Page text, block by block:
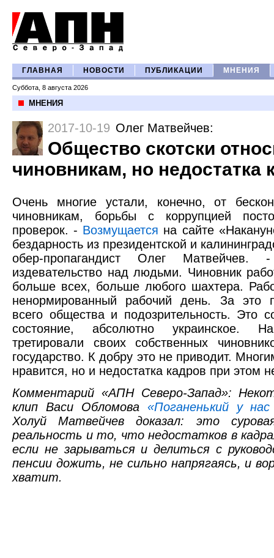
ГЛАВНАЯ НОВОСТИ ПУБЛИКАЦИИ МНЕНИЯ
Суббота, 8 августа 2026
МНЕНИЯ
2017-10-19 Олег Матвейчев:
Общество скотски
чиновникам, но недостатка
Очень многие устали, конечно, от
чиновникам, борьбы с коррупцией
проверок. - Возмущается на сайте
бездарность из президентской и
обер-пропагандист Олег
издевательство над людьми. Чиновник
больше всех, больше любого шахтера.
ненормированный рабочий день. За это
всего общества и подозрительность. Это
состояние, абсолютно украинское.
третировали своих собственных
государство. К добру это не приводит.
нравится, но и недостатка кадров при этом
Комментарий «АПН Северо-Запад»:
клип Васи Обломова «Поганенький у
Холуй Матвейчев доказал: это
реальность и то, что недостатков в
если не зарываться и делиться с
пенсии дожить, не сильно напрягаясь, и
хватит.